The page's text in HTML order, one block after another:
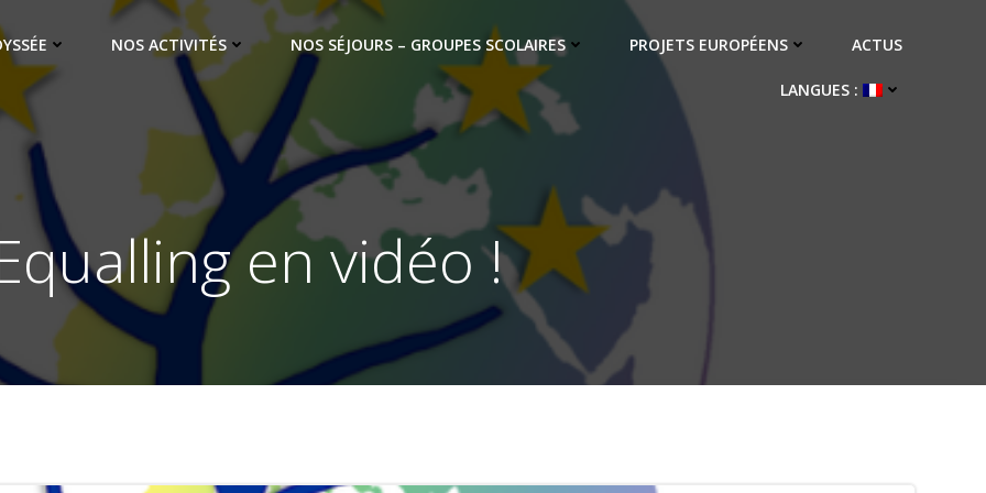
NOS ACTIVITÉS NOS SÉJOURS – GROUPES SCOLAIRES PROJETS EUROPÉENS ACTUS
LANGUES :
en vidéo !